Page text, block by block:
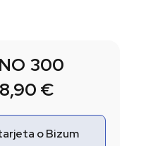
300
€
o Bizum